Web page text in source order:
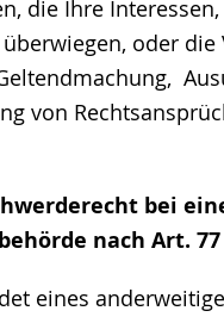
die Ihre
oder die
von
bei
nach Art. 77
eines